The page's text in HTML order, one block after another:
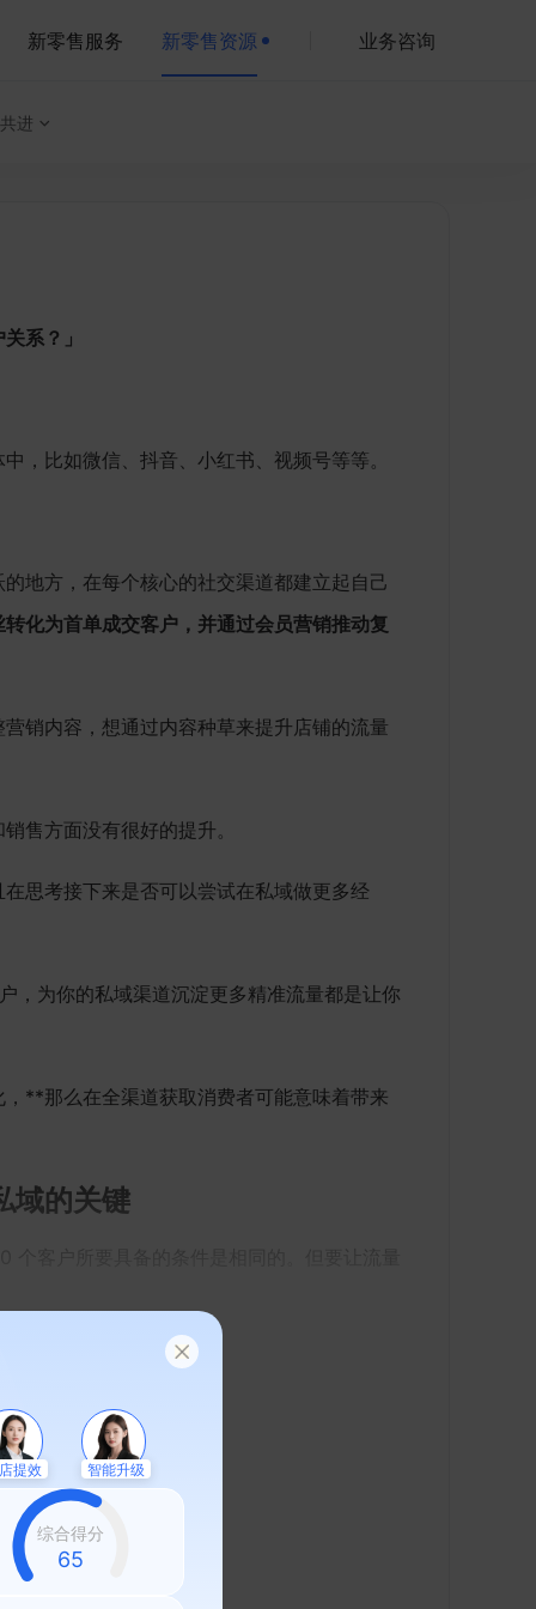
提效 智能升级
综合得分
58
新零售服务 新零售资源 业务咨询
进
系？」
，比如微信、抖音、小红书、视频号等等。
地方，在每个核心的社交渠道都建立起自己
化为首单成交客户，并通过会员营销推动复
销内容，想通过内容种草来提升店铺的流量
售方面没有很好的提升。
思考接下来是否可以尝试在私域做更多经
，为你的私域渠道沉淀更多精准流量都是让你
**那么在全渠道获取消费者可能意味着带来
域的关键